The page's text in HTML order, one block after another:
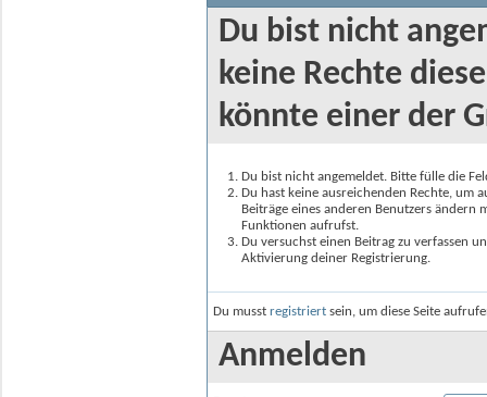
Du bist nicht
keine Rechte
könnte einer der
Du bist nicht angemeldet. Bitte fülle die
Du hast keine ausreichenden Rechte, um
Beiträge eines anderen Benutzers
Funktionen aufrufst.
Du versuchst einen Beitrag zu verfassen
Aktivierung deiner Registrierung.
Du musst registriert sein, um diese Seite
Anmelden